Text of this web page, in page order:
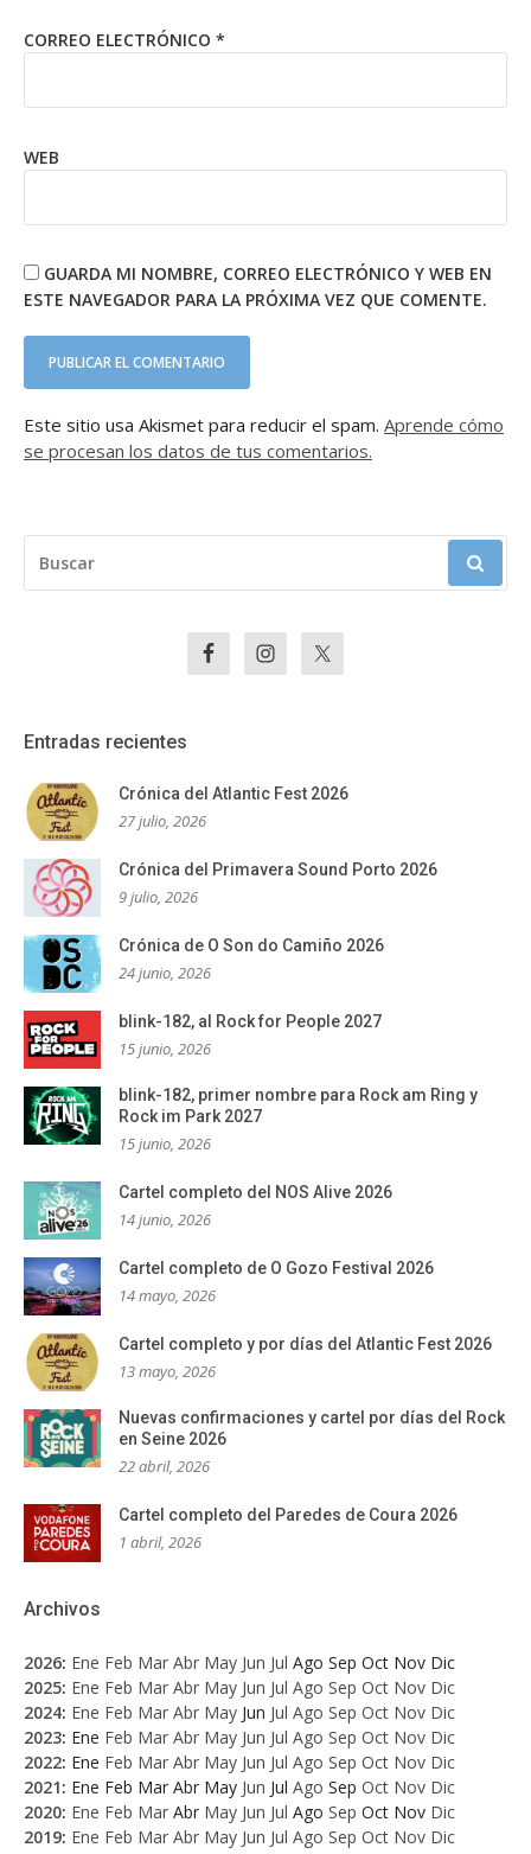
CORREO ELECTRÓNICO *
WEB
GUARDA MI NOMBRE, CORREO ELECTRÓNICO Y WEB EN
ESTE NAVEGADOR PARA LA PRÓXIMA VEZ QUE COMENTE.
Este sitio usa Akismet para reducir el spam. Aprende cómo
se procesan los datos de tus comentarios.
Entradas recientes
Crónica del Atlantic Fest 2026
27 julio, 2026
Crónica del Primavera Sound Porto 2026
9 julio, 2026
Crónica de O Son do Camiño 2026
24 junio, 2026
blink-182, al Rock for People 2027
15 junio, 2026
blink-182, primer nombre para Rock am Ring y
Rock im Park 2027
15 junio, 2026
Cartel completo del NOS Alive 2026
14 junio, 2026
Cartel completo de O Gozo Festival 2026
14 mayo, 2026
Cartel completo y por días del Atlantic Fest 2026
13 mayo, 2026
Nuevas confirmaciones y cartel por días del Rock
en Seine 2026
22 abril, 2026
Cartel completo del Paredes de Coura 2026
1 abril, 2026
Archivos
2026: Ene Feb Mar Abr May Jun Jul Ago Sep Oct Nov Dic
2025: Ene Feb Mar Abr May Jun Jul Ago Sep Oct Nov Dic
2024: Ene Feb Mar Abr May Jun Jul Ago Sep Oct Nov Dic
2023: Ene Feb Mar Abr May Jun Jul Ago Sep Oct Nov Dic
2022: Ene Feb Mar Abr May Jun Jul Ago Sep Oct Nov Dic
2021: Ene Feb Mar Abr May Jun Jul Ago Sep Oct Nov Dic
2020: Ene Feb Mar Abr May Jun Jul Ago Sep Oct Nov Dic
2019: Ene Feb Mar Abr May Jun Jul Ago Sep Oct Nov Dic